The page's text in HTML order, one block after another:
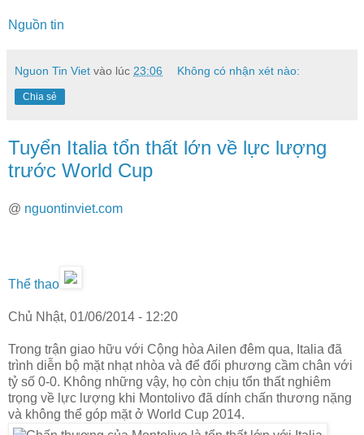
Nguồn tin
Nguon Tin Viet vào lúc 23:06 Không có nhận xét nào:
Chia sẻ
Tuyển Italia tổn thất lớn về lực lượng
trước World Cup
@ nguontinviet.com
Thể thao
Chủ Nhật, 01/06/2014 - 12:20
Trong trận giao hữu với Cộng hòa Ailen đêm qua, Italia đã
trình diễn bộ mặt nhạt nhòa và để đối phương cầm chân với
tỷ số 0-0. Không những vậy, họ còn chịu tổn thất nghiêm
trọng về lực lượng khi Montolivo đã dính chấn thương nặng
và không thể góp mặt ở World Cup 2014.